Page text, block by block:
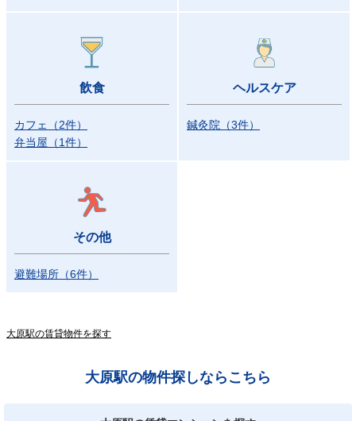
飲食
カフェ （2件）
弁当屋 （1件）
ヘルスケア
鍼灸院 （3件）
その他
避難場所 （6件）
大原駅の賃貸物件を探す
大原駅の物件探しならこちら